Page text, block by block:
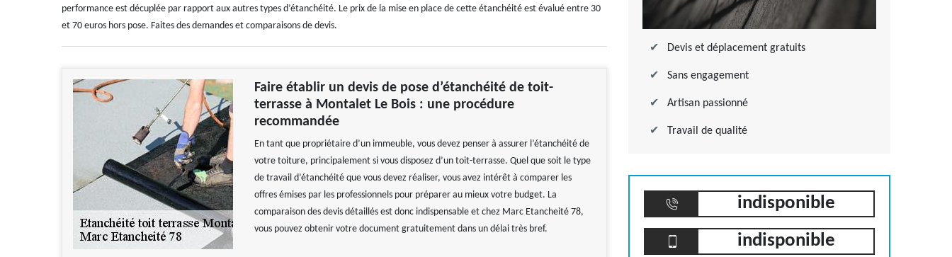
performance est décuplée par rapport aux autres types d’étanchéité. Le prix de la mise en place de cette étanchéité est évalué entre 30
et 70 euros hors pose. Faites des demandes et comparaisons de devis.
Faire établir un devis de pose d’étanchéité de toit-
terrasse à Montalet Le Bois : une procédure
recommandée
En tant que propriétaire d’un immeuble, vous devez penser à assurer l’étanchéité de
votre toiture, principalement si vous disposez d’un toit-terrasse. Quel que soit le type
de travail d’étanchéité que vous devez réaliser, vous avez intérêt à comparer les
offres émises par les professionnels pour préparer au mieux votre budget. La
comparaison des devis détaillés est donc indispensable et chez Marc Etancheité 78,
vous pouvez obtenir votre document gratuitement dans un délai très bref.
Devis et déplacement gratuits
Sans engagement
Artisan passionné
Travail de qualité
indisponible
indisponible